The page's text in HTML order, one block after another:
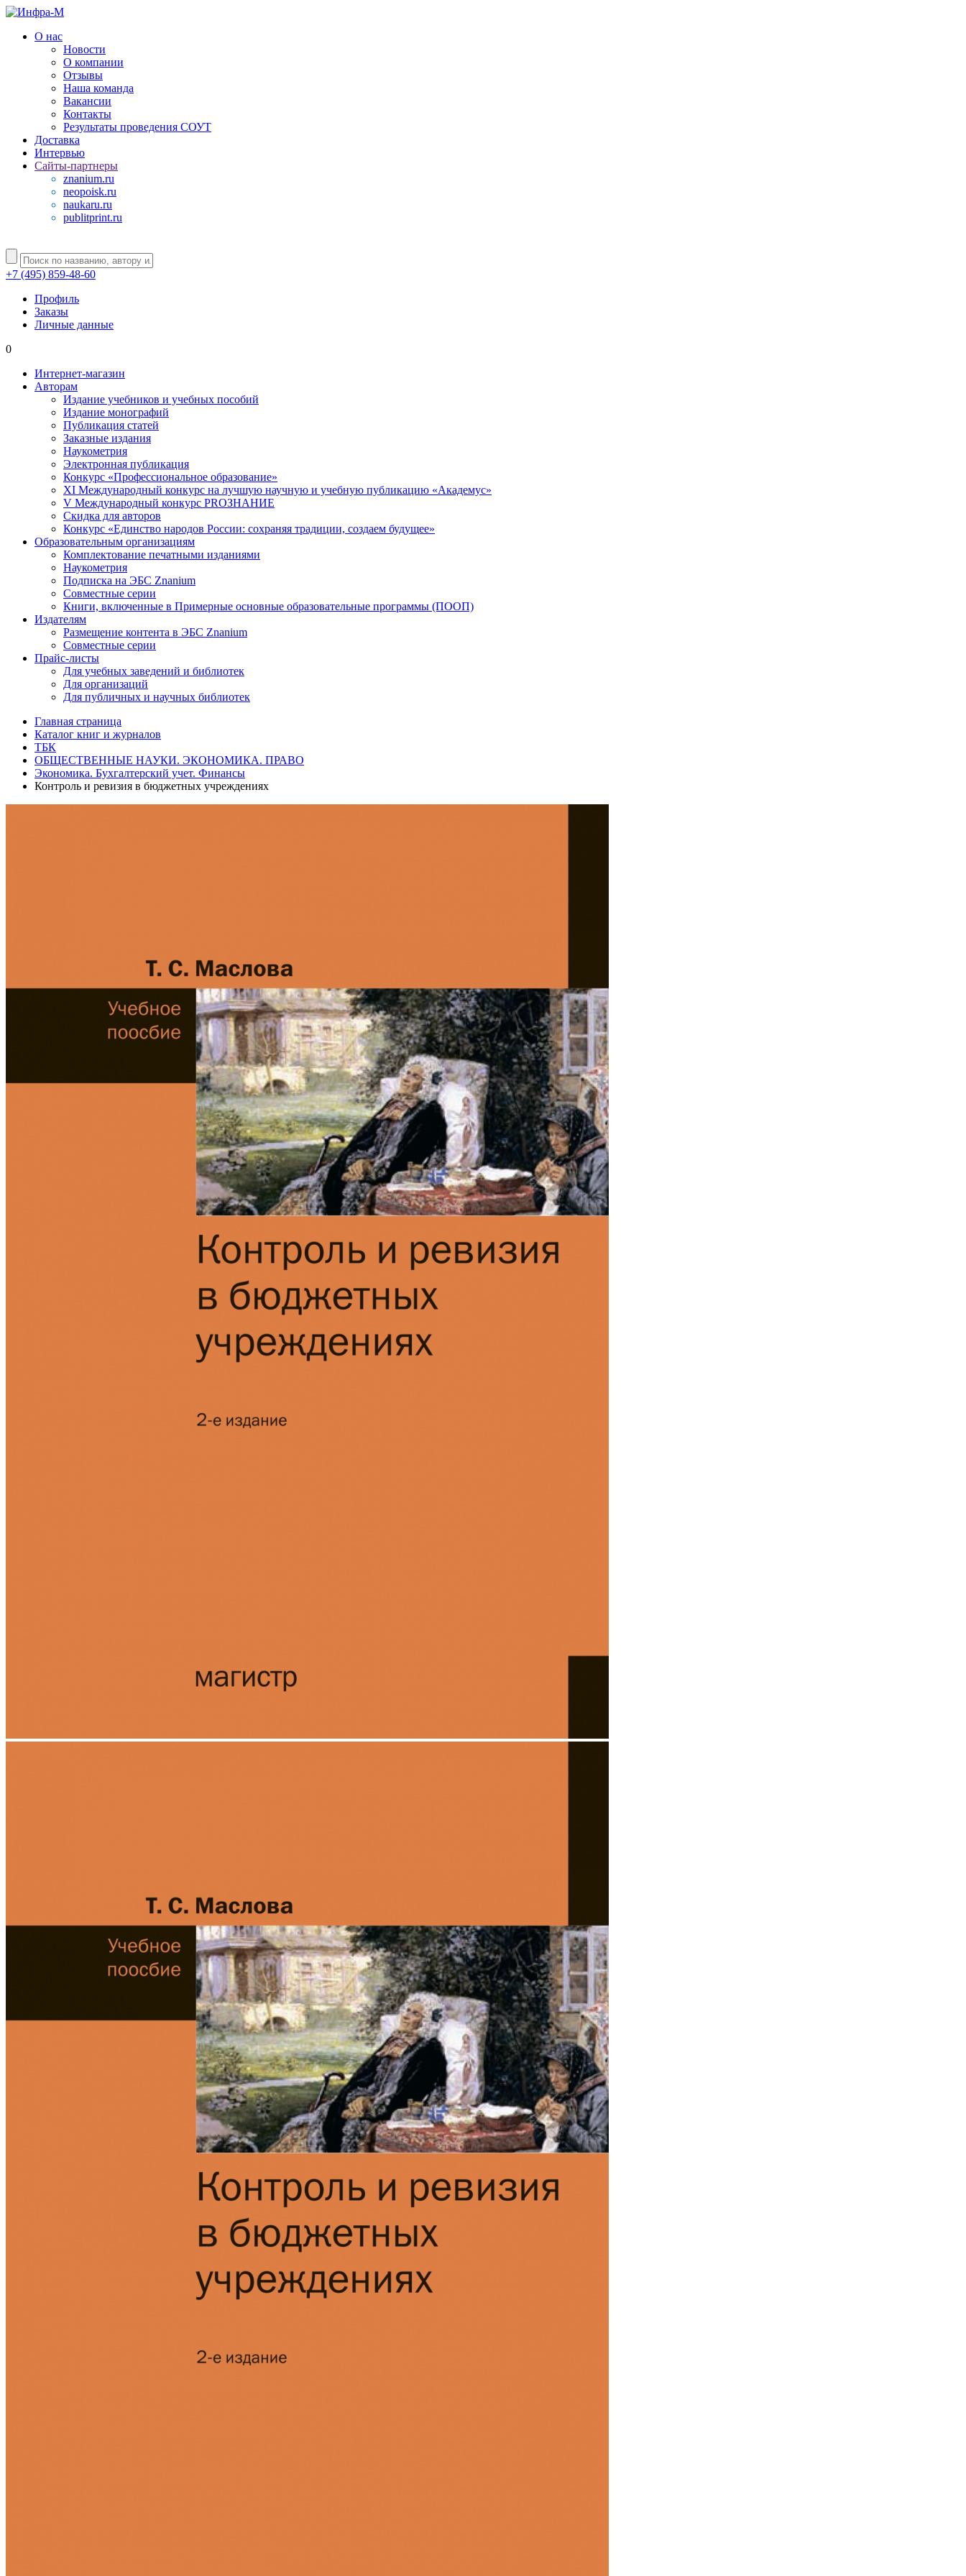
О нас
Новости
О компании
Отзывы
Наша команда
Вакансии
Контакты
Результаты проведения СОУТ
Доставка
Интервью
Сайты-партнеры
znanium.ru
neopoisk.ru
naukaru.ru
publitprint.ru
+7 (495) 859-48-60
Профиль
Заказы
Личные данные
0
Интернет-магазин
Авторам
Издание учебников и учебных пособий
Издание монографий
Публикация статей
Заказные издания
Наукометрия
Электронная публикация
Конкурс «Профессиональное образование»
XI Международный конкурс на лучшую научную и учебную публикацию «Академус»
V Международный конкурс PROЗНАНИЕ
Скидка для авторов
Конкурс «Единство народов России: сохраняя традиции, создаем будущее»
Образовательным организациям
Комплектование печатными изданиями
Наукометрия
Подписка на ЭБС Znanium
Совместные серии
Книги, включенные в Примерные основные образовательные программы (ПООП)
Издателям
Размещение контента в ЭБС Znanium
Совместные серии
Прайс-листы
Для учебных заведений и библиотек
Для организаций
Для публичных и научных библиотек
Главная страница
Каталог книг и журналов
ТБК
ОБЩЕСТВЕННЫЕ НАУКИ. ЭКОНОМИКА. ПРАВО
Экономика. Бухгалтерский учет. Финансы
Контроль и ревизия в бюджетных учреждениях